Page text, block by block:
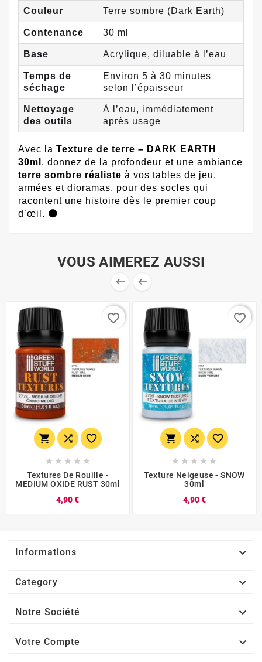
Couleur Terre sombre (Dark Earth)
Contenance 30 ml
Base Acrylique, diluable à l’eau
Temps de
séchage
Environ 5 à 30 minutes
selon l’épaisseur
Nettoyage
des outils
À l’eau, immédiatement
après usage
Avec la Texture de terre – DARK EARTH
30ml , donnez de la profondeur et une ambiance
terre sombre réaliste à vos tables de jeu,
armées et dioramas, pour des socles qui
racontent une histoire dès le premier coup
d’œil. 🌑
VOUS AIMEREZ AUSSI
 
  
    
Textures De Rouille -
MEDIUM OXIDE RUST 30ml
4,90 €
favorite_border
  
    
Texture Neigeuse - SNOW
30ml
4,90 €
favorite_border
Informations 
Category 
Notre Société 
Votre Compte 